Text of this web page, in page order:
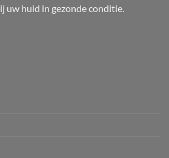
uw huid in gezonde conditie.